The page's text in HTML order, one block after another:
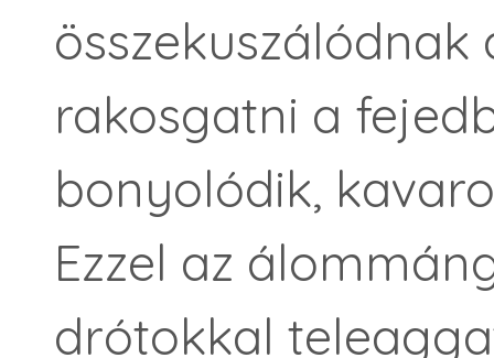
összekuszálódnak
rakosgatni a
bonyolódik,
Ezzel az
drótokkal